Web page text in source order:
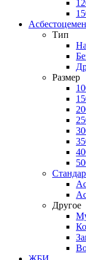
Тип
Размер
Другое